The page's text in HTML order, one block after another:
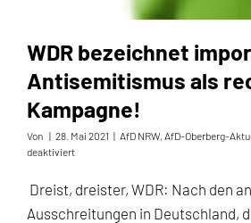
WDR bezeichnet
Antisemitismus als
Kampagne!
Von | 28. Mai 2021 | AfD NRW, AfD-Oberberg-
deaktiviertfür
bezeichnet
importierten
Antisemitismus
Dreist, dreister, WDR: Nach den
Ausschreitungen in Deutschland,